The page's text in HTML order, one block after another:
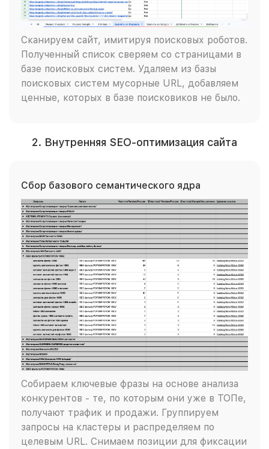
Сканируем сайт, имитируя поисковых роботов.
Полученный список сверяем со страницами в
базе поисковых систем. Удаляем из базы
поисковых систем мусорные URL, добавляем
ценные, которых в базе поисковиков не было.
2. Внутренняя SEO-оптимизация сайта
Сбор базового семантического ядра
Собираем ключевые фразы на основе анализа
конкурентов - те, по которым они уже в ТОПе,
получают трафик и продажи. Группируем
запросы на кластеры и распределяем по
целевым URL. Снимаем позиции для фиксации